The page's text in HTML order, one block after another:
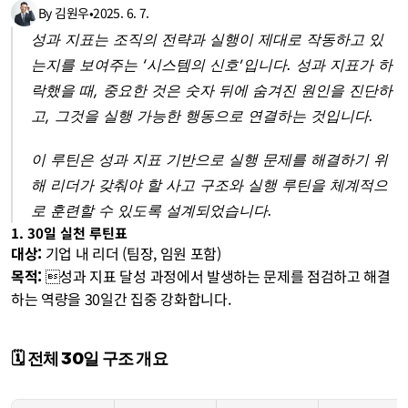
By 김원우•2025. 6. 7.
성과 지표는 조직의 전략과 실행이 제대로 작동하고 있
는지를 보여주는 ‘시스템의 신호’입니다. 성과 지표가 하
락했을 때, 중요한 것은 숫자 뒤에 숨겨진 원인을 진단하
고, 그것을 실행 가능한 행동으로 연결하는 것입니다.
이 루틴은 성과 지표 기반으로 실행 문제를 해결하기 위
해 리더가 갖춰야 할 사고 구조와 실행 루틴을 체계적으
로 훈련할 수 있도록 설계되었습니다.
1. 30일 실천 루틴표
대상: 기업 내 리더 (팀장, 임원 포함)
목적: 성과 지표 달성 과정에서 발생하는 문제를 점검하고 해결
하는 역량을 30일간 집중 강화합니다.
🗓️ 전체 30일 구조 개요